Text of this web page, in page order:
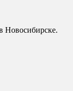
Новосибирске.